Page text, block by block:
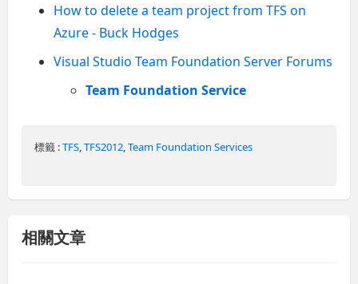
How to delete a team project from TFS on
Azure - Buck Hodges
Visual Studio Team Foundation Server Forums
Team Foundation Service
標籤 :TFS ,TFS2012 ,Team Foundation Services
相關文章